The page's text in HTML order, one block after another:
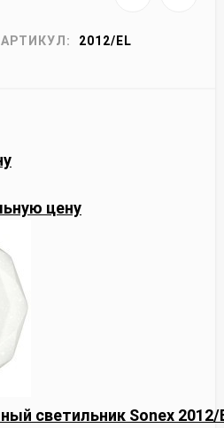
АРТИКУЛ: 2012/EL
цену
светильник Sonex